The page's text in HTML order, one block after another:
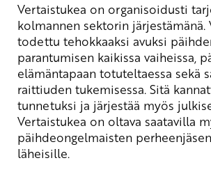
Vertaistukea on organisoidusti
kolmannen sektorin järjestämänä.
todettu tehokkaaksi avuksi
parantumisen kaikissa vaiheissa,
elämäntapaan totuteltaessa sekä
raittiuden tukemisessa. Sitä
tunnetuksi ja järjestää myös
Vertaistukea on oltava saatavilla
päihdeongelmaisten
läheisille.